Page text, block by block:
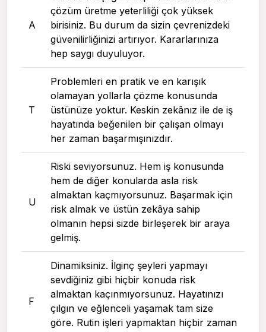
A
çözüm üretme yeterliliği çok yüksek
birisiniz. Bu durum da sizin çevrenizdeki
güvenilirliğinizi artırıyor. Kararlarınıza
hep saygı duyuluyor.
T
Problemleri en pratik ve en karışık
olamayan yollarla çözme konusunda
üstünüze yoktur. Keskin zekânız ile de iş
hayatında beğenilen bir çalışan olmayı
her zaman başarmışınızdır.
U
Riski seviyorsunuz. Hem iş konusunda
hem de diğer konularda asla risk
almaktan kaçmıyorsunuz. Başarmak için
risk almak ve üstün zekâya sahip
olmanın hepsi sizde birleşerek bir araya
gelmiş.
F
Dinamiksiniz. İlginç şeyleri yapmayı
sevdiğiniz gibi hiçbir konuda risk
almaktan kaçınmıyorsunuz. Hayatınızı
çılgın ve eğlenceli yaşamak tam size
göre. Rutin işleri yapmaktan hiçbir zaman